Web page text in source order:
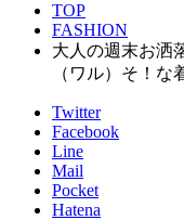
TOP
FASHION
大人の週末お洒
（ワル）そ！な
Twitter
Facebook
Line
Mail
Pocket
Hatena